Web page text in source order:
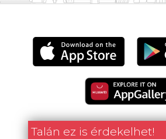
Talán ez is érdekelhet!